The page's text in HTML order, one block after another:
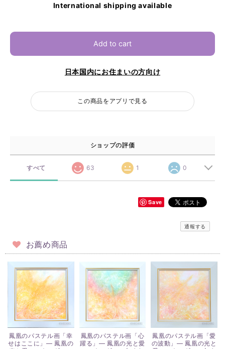
International shipping available
Add to cart
日本国内にお住まいの方向け
この商品をアプリで見る
ショップの評価
すべて 63 1 0
Save
通報する
お薦め商品
鳳凰のパステル画「幸
せはここに」― 鳳凰の
鳳凰のパステル画「心
躍る」― 鳳凰の光と愛
鳳凰のパステル画「愛
の波動」― 鳳凰の光と